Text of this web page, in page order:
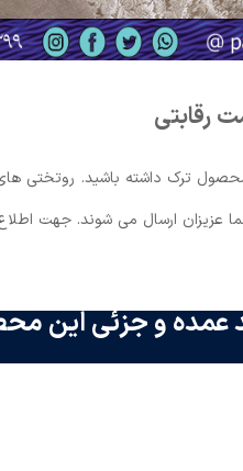
رقابتی
ترک داشته باشید. روتختی
عزیزان ارسال می شوند. جهت
عمده و جزئی این